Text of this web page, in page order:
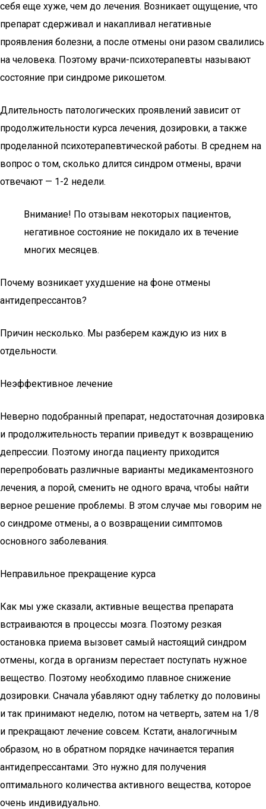
себя еще хуже, чем до лечения. Возникает ощущение, что
препарат сдерживал и накапливал негативные
проявления болезни, а после отмены они разом свалились
на человека. Поэтому врачи-психотерапевты называют
состояние при синдроме рикошетом.
Длительность патологических проявлений зависит от
продолжительности курса лечения, дозировки, а также
проделанной психотерапевтической работы. В среднем на
вопрос о том, сколько длится синдром отмены, врачи
отвечают — 1-2 недели.
Внимание! По отзывам некоторых пациентов,
негативное состояние не покидало их в течение
многих месяцев.
Почему возникает ухудшение на фоне отмены
антидепрессантов?
Причин несколько. Мы разберем каждую из них в
отдельности.
Неэффективное лечение
Неверно подобранный препарат, недостаточная дозировка
и продолжительность терапии приведут к возвращению
депрессии. Поэтому иногда пациенту приходится
перепробовать различные варианты медикаментозного
лечения, а порой, сменить не одного врача, чтобы найти
верное решение проблемы. В этом случае мы говорим не
о синдроме отмены, а о возвращении симптомов
основного заболевания.
Неправильное прекращение курса
Как мы уже сказали, активные вещества препарата
встраиваются в процессы мозга. Поэтому резкая
остановка приема вызовет самый настоящий синдром
отмены, когда в организм перестает поступать нужное
вещество. Поэтому необходимо плавное снижение
дозировки. Сначала убавляют одну таблетку до половины
и так принимают неделю, потом на четверть, затем на 1/8
и прекращают лечение совсем. Кстати, аналогичным
образом, но в обратном порядке начинается терапия
антидепрессантами. Это нужно для получения
оптимального количества активного вещества, которое
очень индивидуально.